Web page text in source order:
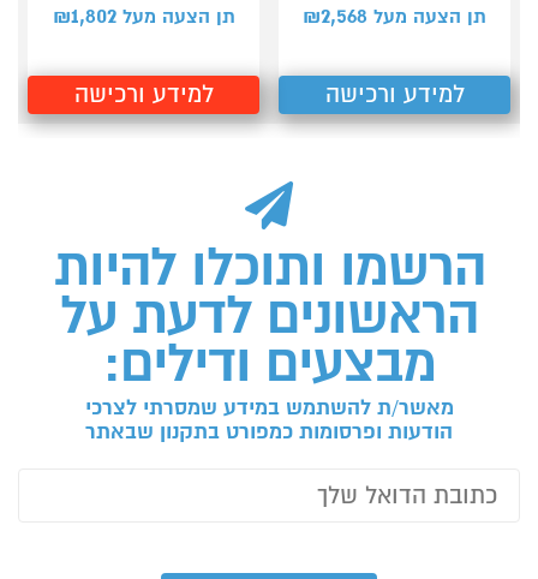
תן הצעה מעל ₪ 2,568
למידע ורכישה
תן הצעה מעל ₪ 1,802
למידע ורכישה
הרשמו ותוכלו להיות
הראשונים לדעת על
מבצעים ודילים:
מאשר/ת להשתמש במידע שמסרתי לצרכי
הודעות ופרסומות כמפורט בתקנון שבאתר